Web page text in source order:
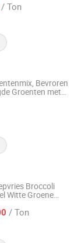
/ Ton
Bevroren
Groenten met
CO., LTD.
Broccoli
Witte Groene
/ Ton
CO.,